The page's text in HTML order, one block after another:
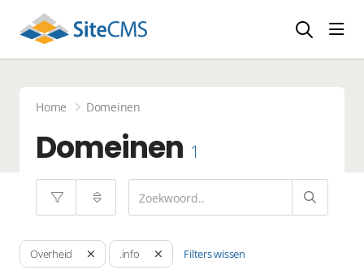
Home Domeinen
Domeinen 1
Overheid .info Filters wissen